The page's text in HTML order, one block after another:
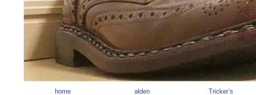
home alden Tricker’s